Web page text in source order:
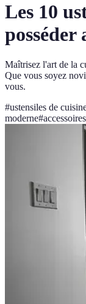
Les 10
posséder
Maîtrisez l'art de la
Que vous soyez
vous.
#ustensiles de
moderne#